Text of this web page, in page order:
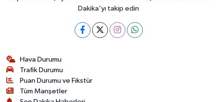
Dakika'yı takip edin
Hava Durumu
Trafik Durumu
Puan Durumu ve Fikstür
Tüm Manşetler